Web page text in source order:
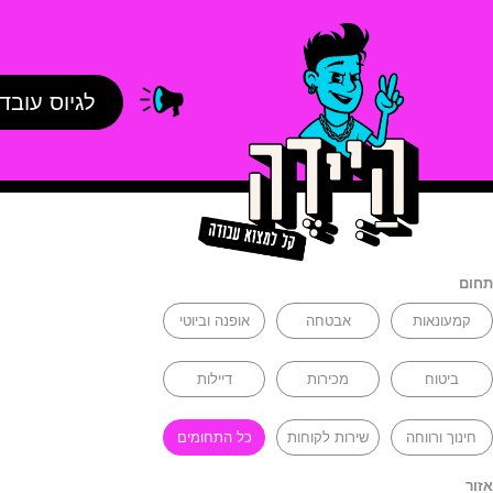
לגיוס
תחום
קמעונאות אבטחה אופנה וביוטי
ביטוח מכירות דיילות
חינוך ורווחה שירות לקוחות כל התחומים
אזור